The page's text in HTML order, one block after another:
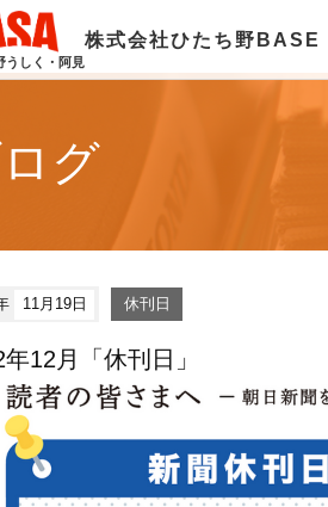
うしく・阿見
株式会社ひたち野BASE
グ
11月19日 休刊日
12月「休刊日」